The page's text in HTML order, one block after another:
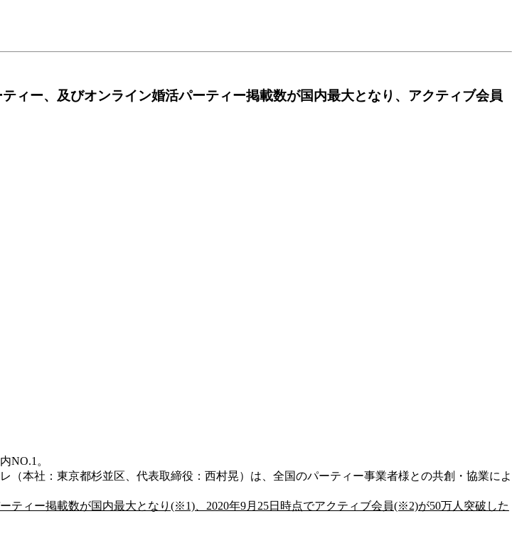
ィー、及びオンライン婚活パーティー掲載数が国内最大となり、アクティブ会員
NO.1。
本社：東京都杉並区、代表取締役：⻄村晃）は、全国のパーティー事業者様との共創・協業によ
ティー掲載数が国内最大となり(※1)、2020年9月25日時点でアクティブ会員(※2)が50万人突破した